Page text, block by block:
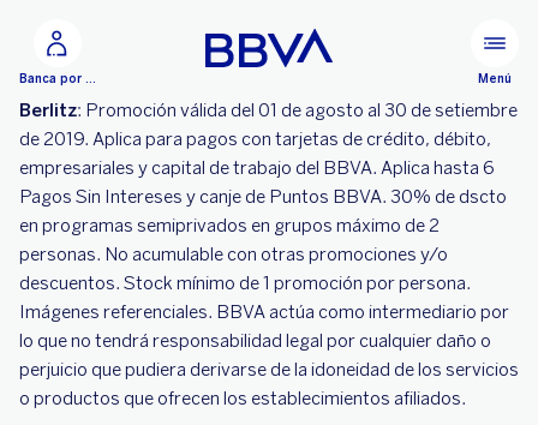
Banca por Internet Menú
Berlitz: Promoción válida del 01 de agosto al 30 de setiembre
de 2019. Aplica para pagos con tarjetas de crédito, débito,
empresariales y capital de trabajo del BBVA. Aplica hasta 6
Pagos Sin Intereses y canje de Puntos BBVA. 30% de dscto
en programas semiprivados en grupos máximo de 2
personas. No acumulable con otras promociones y/o
descuentos. Stock mínimo de 1 promoción por persona.
Imágenes referenciales. BBVA actúa como intermediario por
lo que no tendrá responsabilidad legal por cualquier daño o
perjuicio que pudiera derivarse de la idoneidad de los servicios
o productos que ofrecen los establecimientos afiliados.